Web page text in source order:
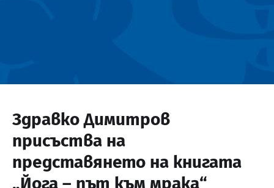
Здравко Димитров
присъства на
представянето на книгата
„Йога – път към мрака“